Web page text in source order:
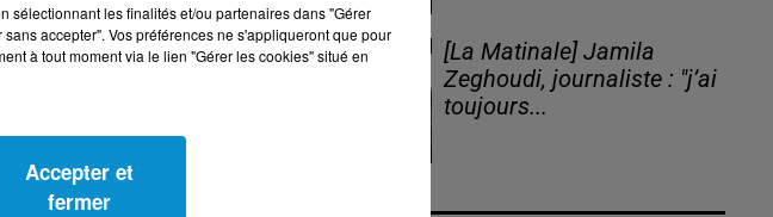
[La Matinale] Jamila
Zeghoudi, journaliste : "j’ai
toujours...
sélectionnant les finalités et/ou partenaires dans "Gérer
accepter". Vos préférences ne s'appliqueront que pour
à tout moment via le lien "Gérer les cookies" situé en
Accepter et
fermer